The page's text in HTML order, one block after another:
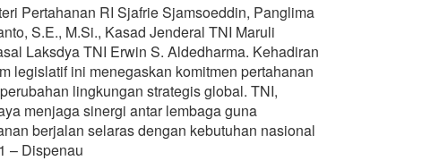
Pertahanan RI Sjafrie Sjamsoeddin, Panglima
S.E., M.Si., Kasad Jenderal TNI Maruli
Laksdya TNI Erwin S. Aldedharma. Kehadiran
legislatif ini menegaskan komitmen pertahanan
lingkungan strategis global. TNI,
menjaga sinergi antar lembaga guna
berjalan selaras dengan kebutuhan nasional
– Dispenau